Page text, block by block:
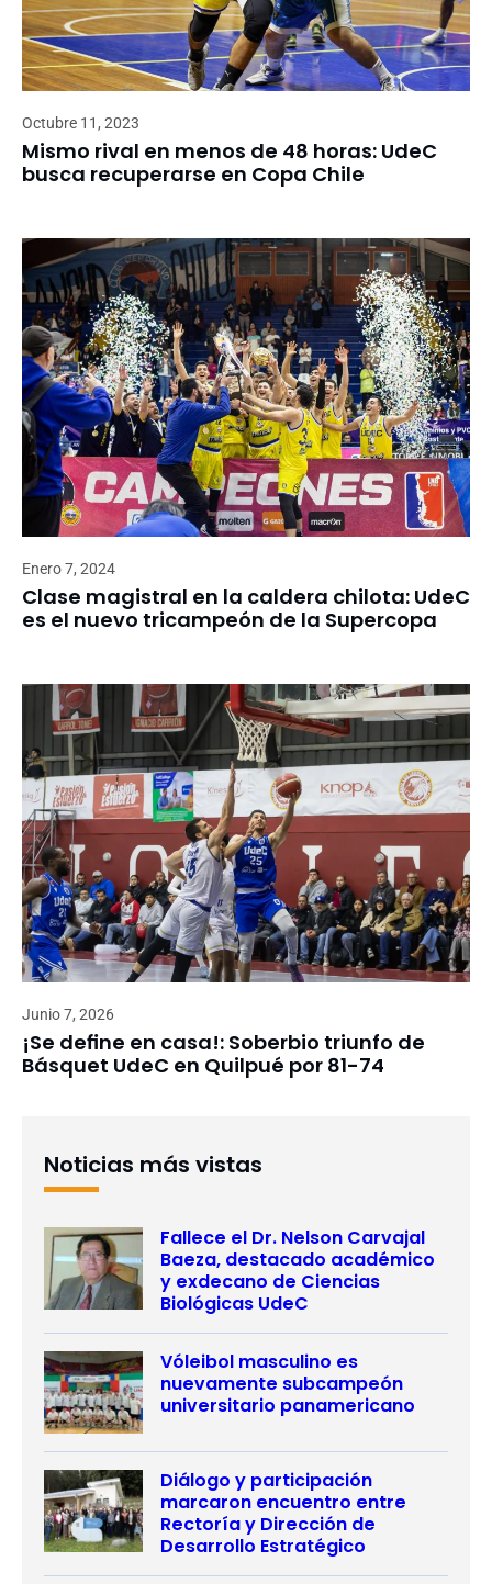
Octubre 11, 2023
Mismo rival en menos de 48 horas: UdeC
busca recuperarse en Copa Chile
Enero 7, 2024
Clase magistral en la caldera chilota: UdeC
es el nuevo tricampeón de la Supercopa
Junio 7, 2026
¡Se define en casa!: Soberbio triunfo de
Básquet UdeC en Quilpué por 81-74
Noticias más vistas
Fallece el Dr. Nelson Carvajal
Baeza, destacado académico
y exdecano de Ciencias
Biológicas UdeC
Vóleibol masculino es
nuevamente subcampeón
universitario panamericano
Diálogo y participación
marcaron encuentro entre
Rectoría y Dirección de
Desarrollo Estratégico